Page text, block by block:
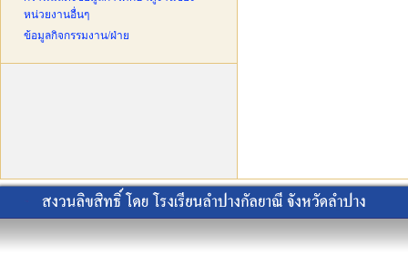
หน่วยงานอื่นๆ
ข้อมูลกิจกรรมงาน/ฝ่าย